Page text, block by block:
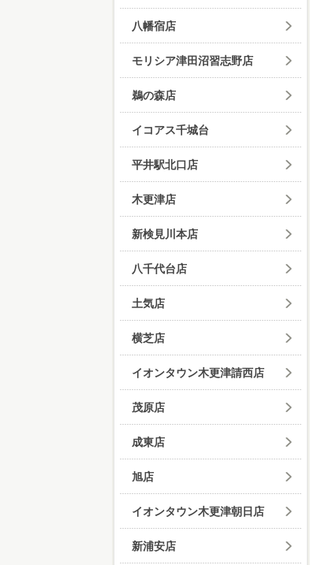
八幡宿店
モリシア津田沼習志野店
鵜の森店
イコアス千城台
平井駅北口店
木更津店
新検見川本店
八千代台店
土気店
横芝店
イオンタウン木更津請西店
茂原店
成東店
旭店
イオンタウン木更津朝日店
新浦安店